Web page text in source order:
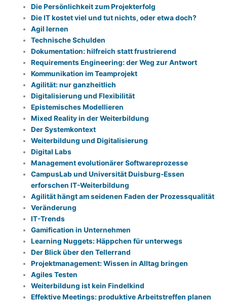
Die Persönlichkeit zum Projekterfolg
Die IT kostet viel und tut nichts, oder etwa doch?
Agil lernen
Technische Schulden
Dokumentation: hilfreich statt frustrierend
Requirements Engineering: der Weg zur Antwort
Kommunikation im Teamprojekt
Agilität: nur ganzheitlich
Digitalisierung und Flexibilität
Epistemisches Modellieren
Mixed Reality in der Weiterbildung
Der Systemkontext
Weiterbildung und Digitalisierung
Digital Labs
Management evolutionärer Softwareprozesse
CampusLab und Universität Duisburg-Essen
erforschen IT-Weiterbildung
Agilität hängt am seidenen Faden der Prozessqualität
Veränderung
IT-Trends
Gamification in Unternehmen
Learning Nuggets: Häppchen für unterwegs
Der Blick über den Tellerrand
Projektmanagement: Wissen in Alltag bringen
Agiles Testen
Weiterbildung ist kein Findelkind
Effektive Meetings: produktive Arbeitstreffen planen